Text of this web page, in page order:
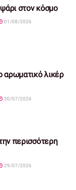
στον κόσμο
01/08/2026
αρωματικό λικέρ
30/07/2026
περισσότερη
29/07/2026